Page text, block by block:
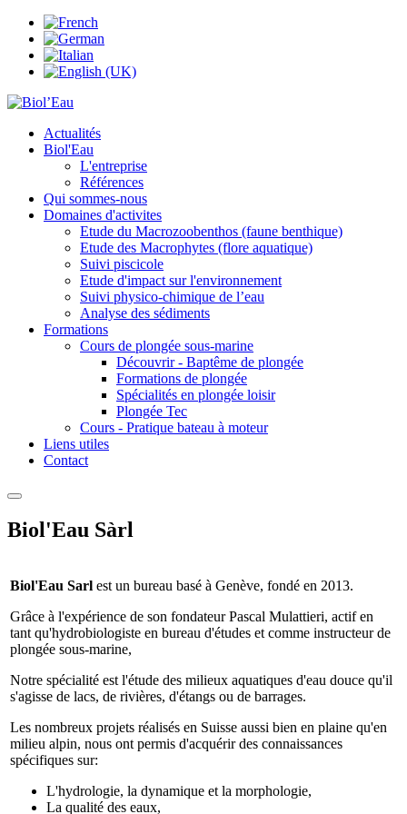
Actualités
Biol'Eau
L'entreprise
Références
Qui sommes-nous
Domaines d'activites
Etude du Macrozoobenthos (faune benthique)
Etude des Macrophytes (flore aquatique)
Suivi piscicole
Etude d'impact sur l'environnement
Suivi physico-chimique de l’eau
Analyse des sédiments
Formations
Cours de plongée sous-marine
Découvrir - Baptême de plongée
Formations de plongée
Spécialités en plongée loisir
Plongée Tec
Cours - Pratique bateau à moteur
Liens utiles
Contact
Biol'Eau Sàrl
Biol'Eau Sarl est un bureau basé à Genève, fondé en 2013.
Grâce à l'expérience de son fondateur Pascal Mulattieri, actif en
tant qu'hydrobiologiste en bureau d'études et comme instructeur de
plongée sous-marine,
Notre spécialité est l'étude des milieux aquatiques d'eau douce qu'il
s'agisse de lacs, de rivières, d'étangs ou de barrages.
Les nombreux projets réalisés en Suisse aussi bien en plaine qu'en
milieu alpin, nous ont permis d'acquérir des connaissances
spécifiques sur:
L'hydrologie, la dynamique et la morphologie,
La qualité des eaux,